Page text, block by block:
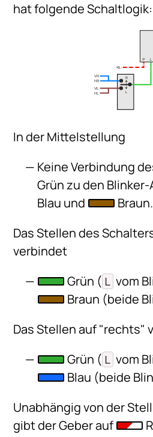
hat folgende Schaltlogik:
In der Mittelstellung
Keine Verbindung
Grün zu den
Blau und
Braun.
Das Stellen des
verbindet
Grün ( L vom
Braun (beide
Das Stellen auf "rechts"
Grün ( L vom
Blau (beide
Unabhängig von der
gibt der Geber auf